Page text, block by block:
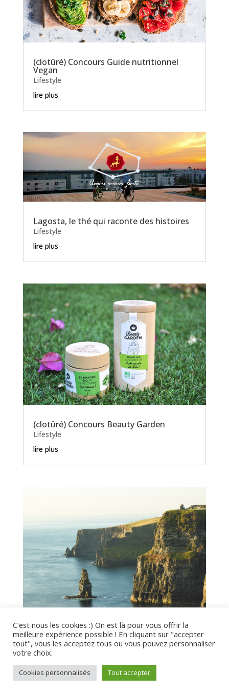
(clotûré) Concours Guide nutritionnel
Vegan
Lifestyle
lire plus
Lagosta, le thé qui raconte des histoires
Lifestyle
lire plus
(clotûré) Concours Beauty Garden
Lifestyle
lire plus
Faire un road trip en Irlande, itinéraire de
rêve
lire plus
C'est nous les cookies :) On est là pour vous offrir la
meilleure expérience possible ! En cliquant sur "accepter
tout", vous les acceptez tous ou vous pouvez personnaliser
votre choix.
Cookies personnalisés Tout accepter